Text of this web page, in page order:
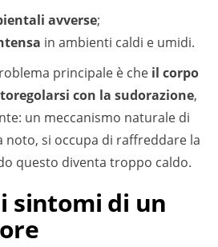
avverse;
in ambienti caldi e umidi.
principale è che il corpo
con la sudorazione,
un meccanismo naturale di
noto, si occupa di raffreddare la
questo diventa troppo caldo.
sintomi di un